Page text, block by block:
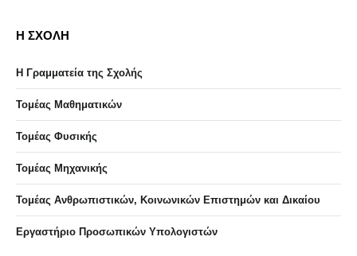
Η ΣΧΟΛΗ
Η Γραμματεία της Σχολής
Τομέας Μαθηματικών
Τομέας Φυσικής
Τομέας Μηχανικής
Τομέας Ανθρωπιστικών, Κοινωνικών Επιστημών και Δικαίου
Eργαστήριo Προσωπικών Υπολογιστών